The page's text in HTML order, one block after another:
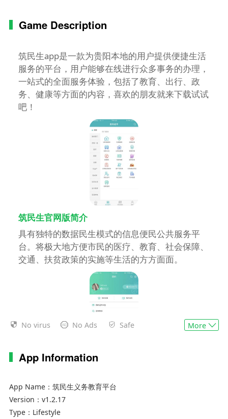
Game Description
筑民生app是一款为贵阳本地的用户提供便捷生活
服务的平台，用户能够在线进行众多事务的办理，
一站式的全面服务体验，包括了教育、出行、政
务、健康等方面的内容，喜欢的朋友就来下载试试
吧！
筑民生官网版简介
具有独特的数据民生模式的信息便民公共服务平
台。将极大地方便市民的医疗、教育、社会保障、
交通、扶贫政策的实施等生活的方方面面。
1、公积金查询
2、注册会计师查询
No virus No Ads Safe More
App Information
App Name： 筑民生义务教育平台
Version： v1.2.17
Type： Lifestyle